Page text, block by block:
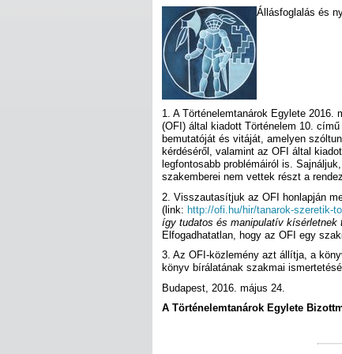
Állásfoglalás és
1. A Történelemtanárok Egylete 2016.
(OFI) által kiadott Történelem 10.
bemutatóját és vitáját, amelyen
kérdéséről, valamint az OFI által
legfontosabb problémáiról is.
szakemberei nem vettek részt a
2. Visszautasítjuk az OFI honlapján
(link: http://ofi.hu/hir/tanarok-szeretik-
így tudatos és manipulatív kísérletnek
Elfogadhatatlan, hogy az OFI egy
3. Az OFI-közlemény azt állítja, a
könyv bírálatának szakmai
Budapest, 2016. május 24.
A Történelemtanárok Egylete